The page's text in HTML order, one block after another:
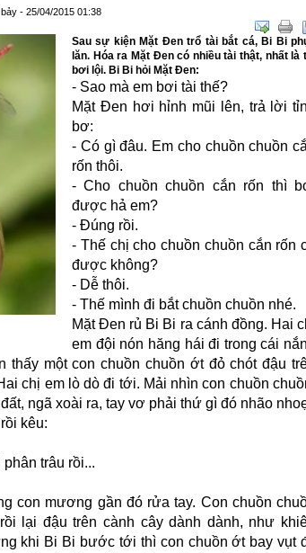
- 25/04/2015 01:38
Sau sự kiện Mặt Đen trổ tài bắt cá, Bi Bi
lăn. Hóa ra Mặt Đen có nhiều tài thật, nhất là
bơi lội. Bi Bi hỏi Mặt Đen:
- Sao mà em bơi tài thế?
Mặt Đen hơi hỉnh mũi lên, trả lời
bơ:
- Có gì đâu. Em cho chuồn chuồn
rốn thôi.
- Cho chuồn chuồn cắn rốn thì
được hả em?
- Đúng rồi.
- Thế chị cho chuồn chuồn cắn rốn
được không?
- Dễ thôi.
- Thế mình đi bắt chuồn chuồn nhé.
Mặt Đen rủ Bi Bi ra cánh đồng. Hai
em đội nón hăng hái đi trong cái
thấy một con chuồn chuồn ớt đỏ chót đậu
chị em lò dò đi tới. Mải nhìn con chuồn
ngã xoài ra, tay vơ phải thứ gì đó nhão
kêu:
trâu rồi...
con mương gần đó rửa tay. Con chuồn
lại đậu trên cành cây dành dành, như
khi Bi Bi bước tới thì con chuồn ớt bay vụt